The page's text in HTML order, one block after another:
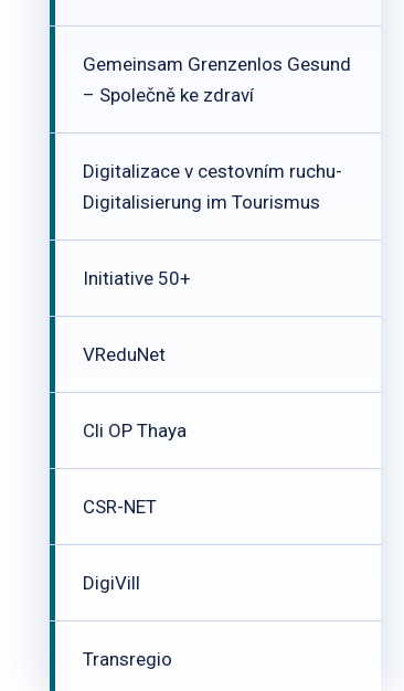
Gemeinsam Grenzenlos Gesund
– Společně ke zdraví
Digitalizace v cestovním ruchu-
Digitalisierung im Tourismus
Initiative 50+
VReduNet
Cli OP Thaya
CSR-NET
DigiVill
Transregio